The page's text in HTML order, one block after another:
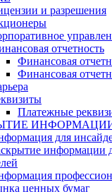
и разрешения
отчетность
Финансовая
Финансовая
Платежные
для
информации
ценных бумаг